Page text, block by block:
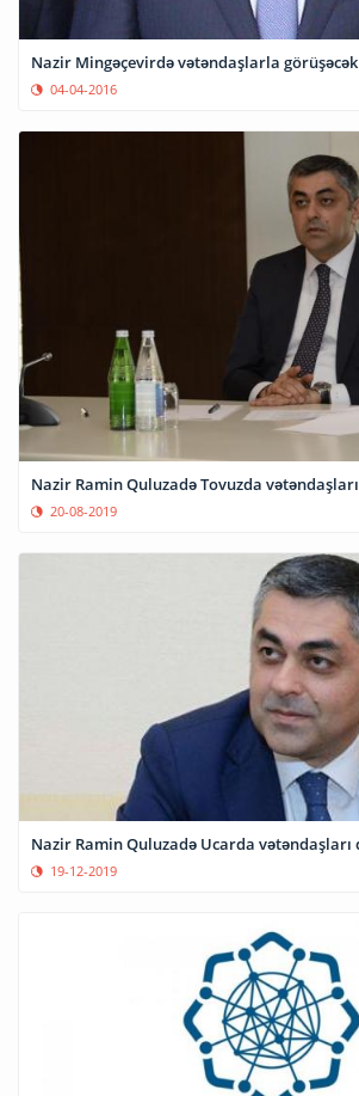
Nazir Mingəçevirdə vətəndaşlarla görüşəcək
04-04-2016
Nazir Ramin Quluzadə Tovuzda
20-08-2019
Nazir Ramin Quluzadə Ucarda vətəndaşları
19-12-2019